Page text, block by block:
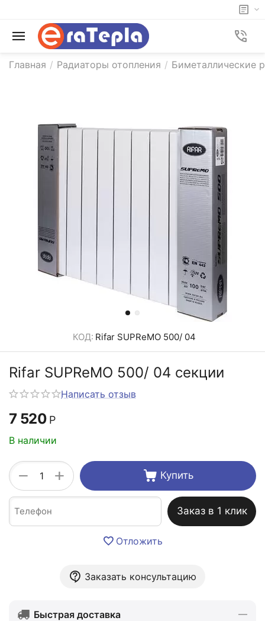
Главная / Радиаторы отопления / Биметаллические
КОД: Rifar SUPReMO 500/ 04
Rifar SUPReMO 500/ 04 секции
Написать отзыв
7 520 Р
В наличии
+
− Купить
Заказ в 1 клик
Отложить
Заказать консультацию
Быстрая доставка